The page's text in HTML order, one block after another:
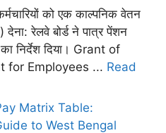
को एक काल्पनिक वेतन
रेलवे बोर्ड ने पात्र पेंशन
निर्देश दिया। Grant of
for Employees ... Read
Matrix Table:
to West Bengal